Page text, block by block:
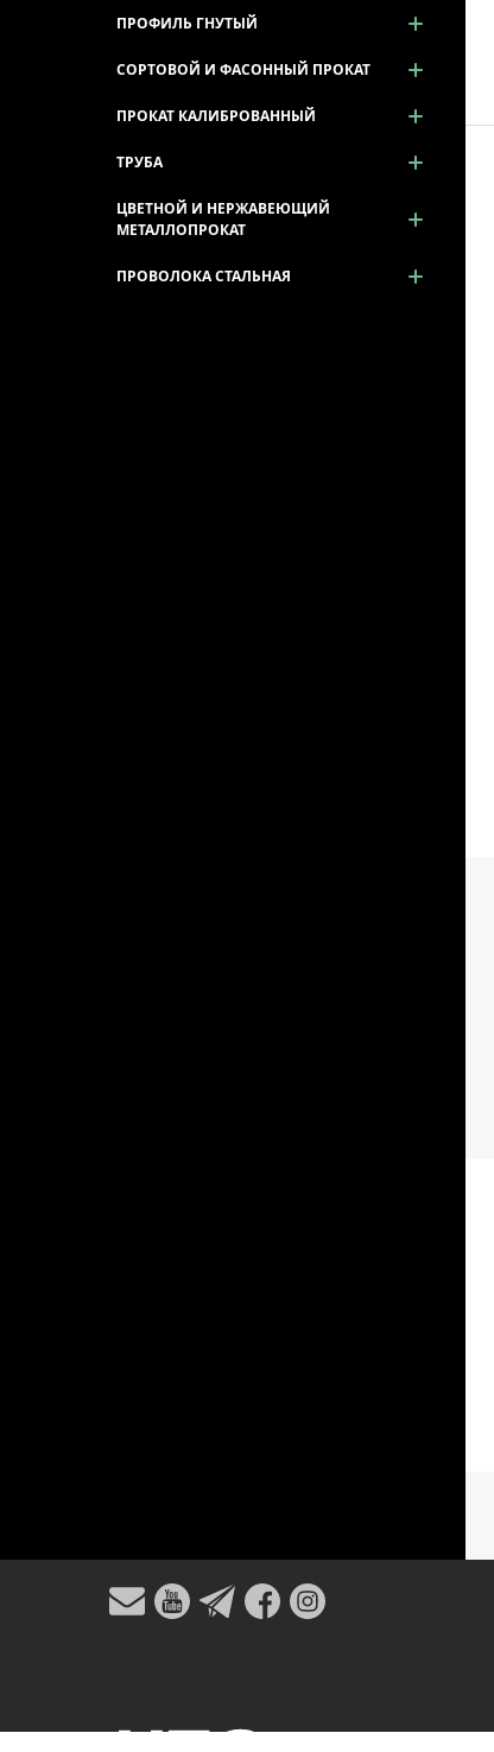
ПРОФИЛЬ ГНУТЫЙ
СОРТОВОЙ И ФАСОННЫЙ ПРОКАТ
ПРОКАТ КАЛИБРОВАННЫЙ
ТРУБА
ЦВЕТНОЙ И НЕРЖАВЕЮЩИЙ
МЕТАЛЛОПРОКАТ
ПРОВОЛОКА СТАЛЬНАЯ